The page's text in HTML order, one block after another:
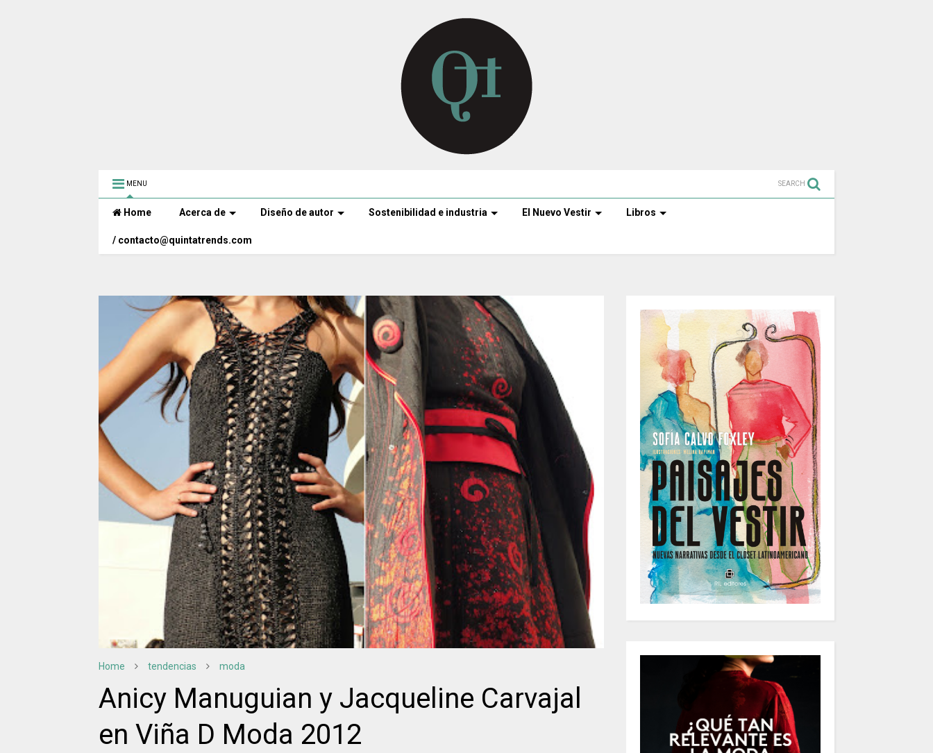
MENU SEARCH
Home Acerca de Diseño de autor Sostenibilidad e industria El Nuevo Vestir Libros
/ contacto@quintatrends.com
Home tendencias moda
Anicy Manuguian y Jacqueline Carvajal
en Viña D Moda 2012